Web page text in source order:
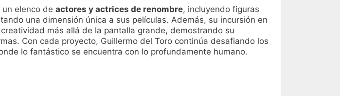
elenco de actores y actrices de renombre, incluyendo figuras
una dimensión única a sus películas. Además, su incursión en
más allá de la pantalla grande, demostrando su
Con cada proyecto, Guillermo del Toro continúa desafiando los
lo fantástico se encuentra con lo profundamente humano.